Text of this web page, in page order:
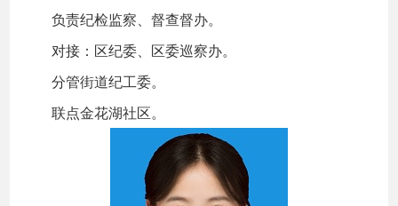
负责纪检监察、督查督办。
对接：区纪委、区委巡察办。
分管街道纪工委。
联点金花湖社区。